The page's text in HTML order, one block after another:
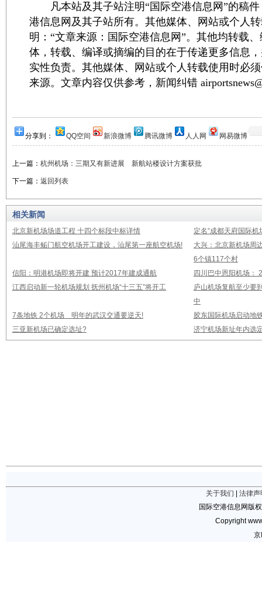
凡本站及其子站注明“国际空港信息网”的稿件
港信息网及其子站所有。其他媒体、网站或个人
明：“文章来源：国际空港信息网”。其他均转载
体，转载、编译或摘编的目的在于传递更多信息
实性负责。其他媒体、网站或个人转载使用时必
来源。文章内容仅供参考，新闻纠错
分享到： QQ空间 新浪微博 腾讯微博 人人网 网易微博
上一篇： 杭州机场：三期又有新进展 新航站楼设计方案获批
下一篇： 返回列表
相关新闻
北京新机场场道工程 十四个标段中标详情
定名“成都天府国际
汕尾海丰鲘门航空机场开工建设，汕尾第一座航空机场!
大兴：北京新机场周
6个镇117个村
信阳：明港机场即将开建 预计2017年建成通航
四川巴中恩阳机场：
江西启动新一轮机场规划 抚州机场“十三五”将开工
庐山机场复航至少要
中
7条地铁 2个机场 明年的武汉交通要逆天!
胶东国际机场启动地
三亚新机场已确定选址?
济宁机场新址年内选
关于我们
法律声
国际空港信息网版
Copyright